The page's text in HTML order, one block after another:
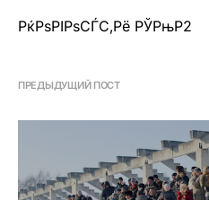
РќРѕРІРѕСЃС‚Рё РЎРњР2
ПРЕДЫДУЩИЙ ПОСТ